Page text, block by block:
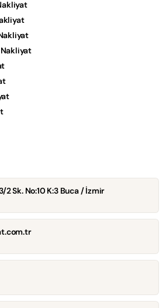
2 Sk. No:10 K:3 Buca / İzmir